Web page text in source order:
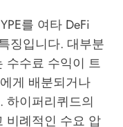
를 여타 DeFi
징입니다. 대부분
수수료 수익이 트
게 배분되거나
하이퍼리퀴드의
비례적인 수요 압